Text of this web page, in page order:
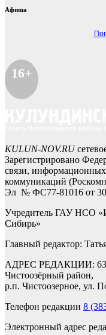
Афиша
16+
KULUN-NOV.RU
Зарегистрировано
связи,
коммуникаций
Эл № ФС77-81016 от 30
Учредитель ГАУ НСО
Сибирь»
Главный редактор:
АДРЕС РЕДАКЦИИ:
Чистоозёрный район,
р.п. Чистоозерное, ул.
Телефон редакции 8
Электронный адрес